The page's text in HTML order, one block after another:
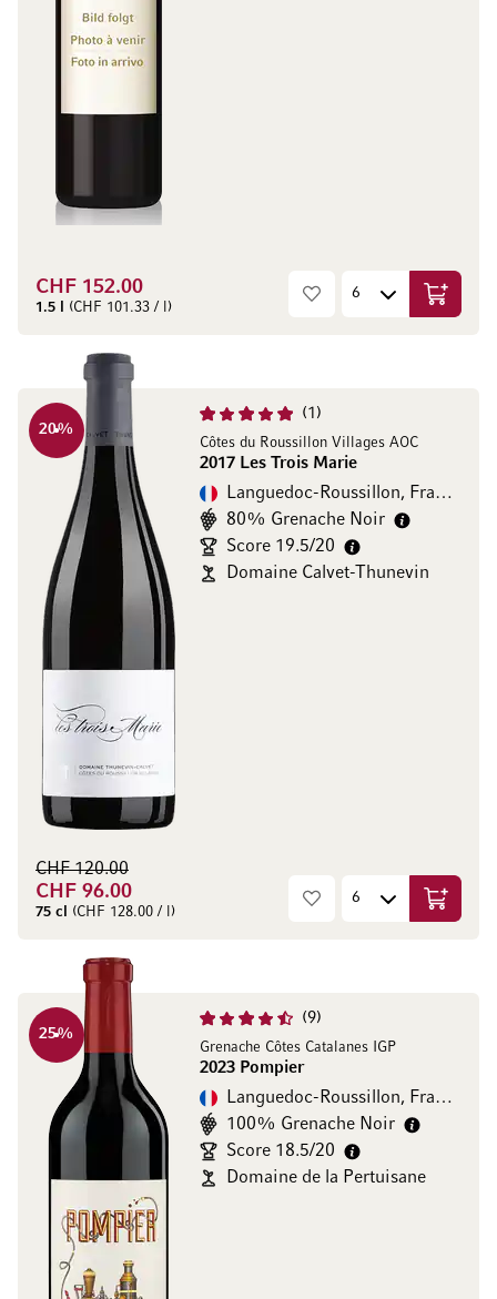
CHF 152.00
1.5 l (CHF 101.33 / l) In den
1
Côtes du Roussillon Villages AOC
2017 Les Trois Marie
20%
Languedoc-Roussillon, Frankreich
80% Grenache Noir
Score 19.5/20
Domaine Calvet-Thunevin
CHF 96.00
CHF 120.00
75 cl (CHF 128.00 / l) In den
9
Grenache Côtes Catalanes IGP
2023 Pompier
25%
Languedoc-Roussillon, Frankreich
100% Grenache Noir
Score 18.5/20
Domaine de la Pertuisane